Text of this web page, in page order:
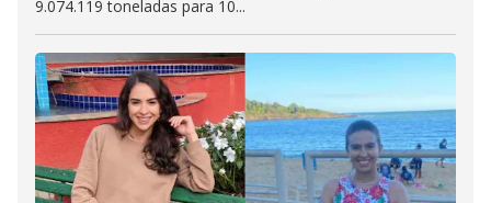
9.074.119 toneladas para 10...